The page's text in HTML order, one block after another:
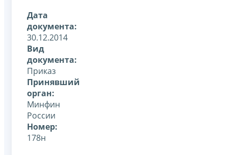
Дата
документа:
30.12.2014
Вид
документа:
Приказ
Принявший
орган:
Минфин
России
Номер:
178н